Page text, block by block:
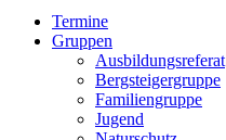
Hauptnavigation
Termine
Gruppen
Ausbildungsreferat
Bergsteigergruppe
Familiengruppe
Jugend